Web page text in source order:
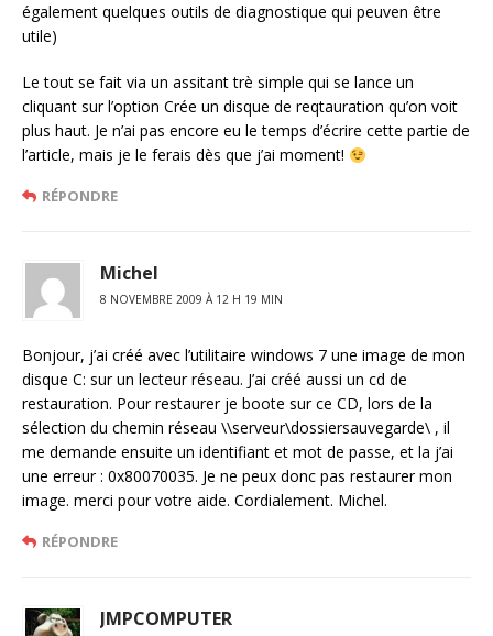
également quelques outils de diagnostique qui peuven être
utile)
Le tout se fait via un assitant trè simple qui se lance un
cliquant sur l’option Crée un disque de reqtauration qu’on voit
plus haut. Je n’ai pas encore eu le temps d’écrire cette partie de
l’article, mais je le ferais dès que j’ai moment!
RÉPONDRE
Michel
8 NOVEMBRE 2009 À 12 H 19 MIN
Bonjour, j’ai créé avec l’utilitaire windows 7 une image de mon
disque C: sur un lecteur réseau. J’ai créé aussi un cd de
restauration. Pour restaurer je boote sur ce CD, lors de la
sélection du chemin réseau \\serveur\dossiersauvegarde\ , il
me demande ensuite un identifiant et mot de passe, et la j’ai
une erreur : 0x80070035. Je ne peux donc pas restaurer mon
image. merci pour votre aide. Cordialement. Michel.
RÉPONDRE
JMPCOMPUTER